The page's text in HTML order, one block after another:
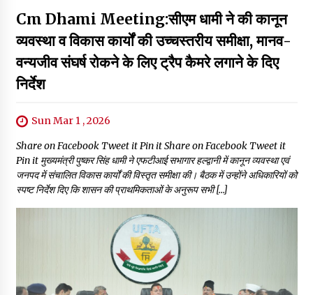
Cm Dhami Meeting:सीएम धामी ने की कानून
व्यवस्था व विकास कार्यों की उच्चस्तरीय समीक्षा, मानव-
वन्यजीव संघर्ष रोकने के लिए ट्रैप कैमरे लगाने के दिए
निर्देश
Sun Mar 1 , 2026
Share on Facebook Tweet it Pin it Share on Facebook Tweet it
Pin it मुख्यमंत्री पुष्कर सिंह धामी ने एफटीआई सभागार हल्द्वानी में कानून व्यवस्था एवं
जनपद में संचालित विकास कार्यों की विस्तृत समीक्षा की। बैठक में उन्होंने अधिकारियों को
स्पष्ट निर्देश दिए कि शासन की प्राथमिकताओं के अनुरूप सभी […]